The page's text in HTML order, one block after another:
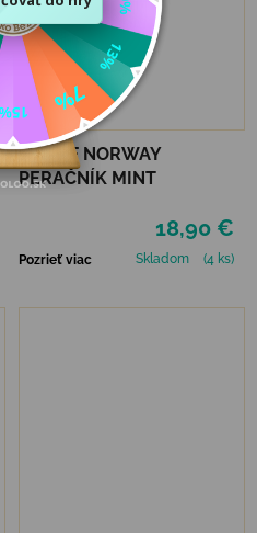
FRII OF NORWAY
PERAČNÍK MINT
18,90 €
Pozrieť viac Skladom (4 ks)